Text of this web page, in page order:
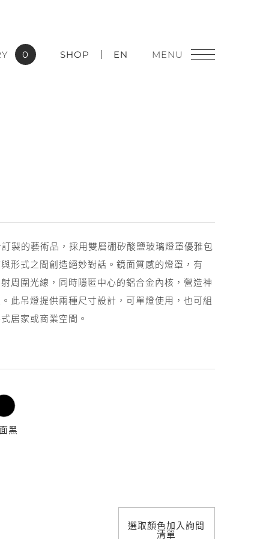
照明設計
0 SHOP EN
製的藝術品，採用雙層硼矽酸鹽玻璃燈罩優雅包
形式之間創造絕妙對話。鏡面質感的燈罩，有
周圍光線，同時隱匿中心的鋁合金內核，營造神
此吊燈提供兩種尺寸設計，可單燈使用，也可組
居家或商業空間。
黑
選取顏色加入詢問
清單